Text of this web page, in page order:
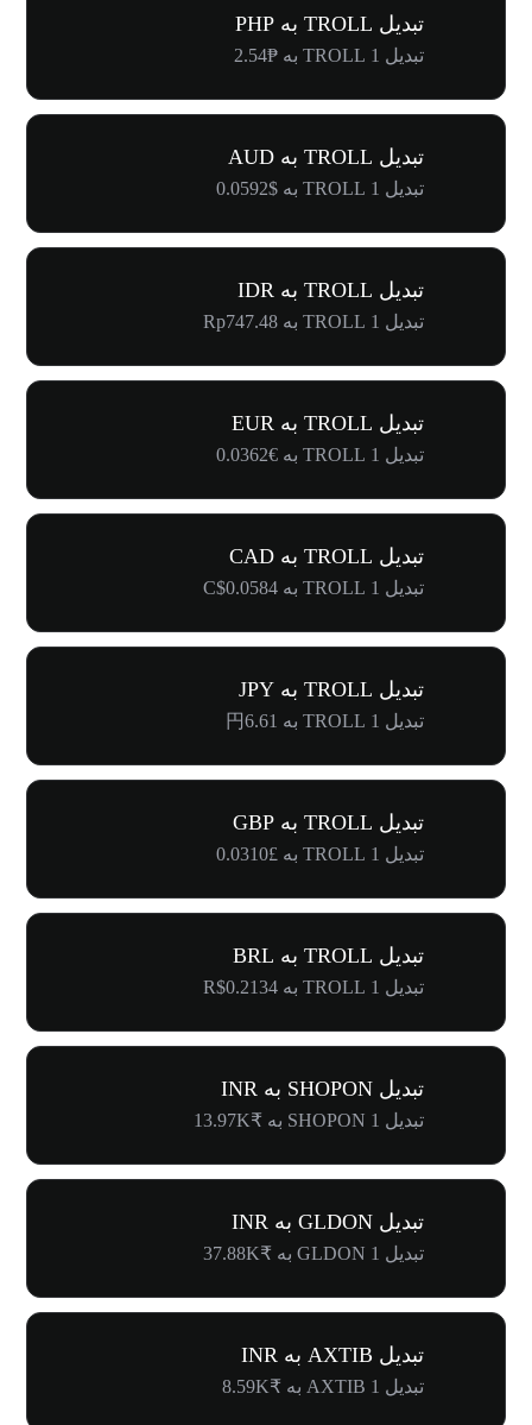
تبدیل TROLL به PHP
تبدیل 1 TROLL به ₱2.54
تبدیل TROLL به AUD
تبدیل 1 TROLL به $0.0592
تبدیل TROLL به IDR
تبدیل 1 TROLL به Rp747.48
تبدیل TROLL به EUR
تبدیل 1 TROLL به €0.0362
تبدیل TROLL به CAD
تبدیل 1 TROLL به C$0.0584
تبدیل TROLL به JPY
تبدیل 1 TROLL به 円6.61
تبدیل TROLL به GBP
تبدیل 1 TROLL به £0.0310
تبدیل TROLL به BRL
تبدیل 1 TROLL به R$0.2134
تبدیل SHOPON به INR
تبدیل 1 SHOPON به ₹13.97K
تبدیل GLDON به INR
تبدیل 1 GLDON به ₹37.88K
تبدیل AXTIB به INR
تبدیل 1 AXTIB به ₹8.59K